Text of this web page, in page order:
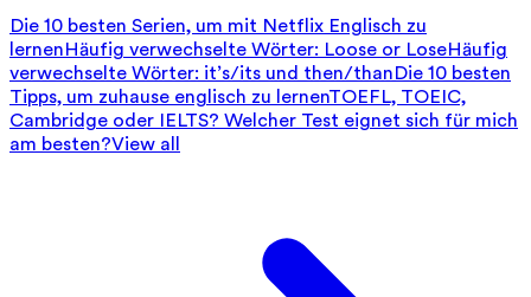
Die 10 besten Serien, um mit Netflix Englisch zu
lernenHäufig verwechselte Wörter: Loose or LoseHäufig
verwechselte Wörter: it’s/its und then/thanDie 10 besten
Tipps, um zuhause englisch zu lernenTOEFL, TOEIC,
Cambridge oder IELTS? Welcher Test eignet sich für mich
am besten?View all